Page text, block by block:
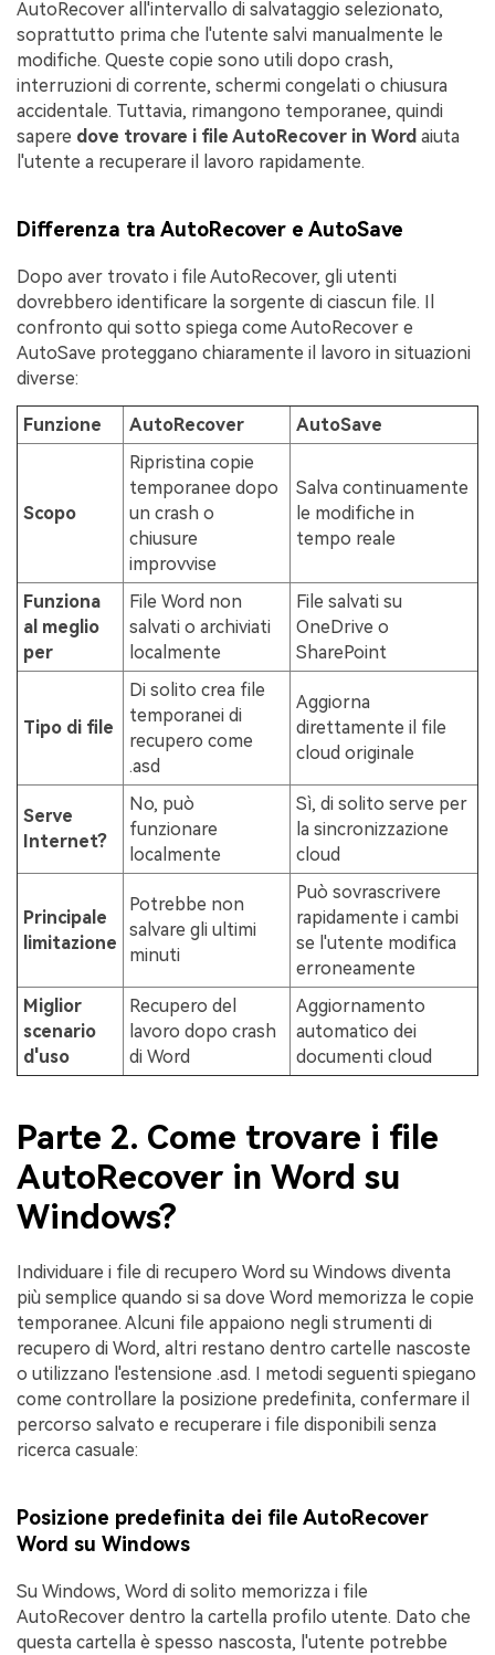
AutoRecover all'intervallo di salvataggio selezionato,
soprattutto prima che l'utente salvi manualmente le
modifiche. Queste copie sono utili dopo crash,
interruzioni di corrente, schermi congelati o chiusura
accidentale. Tuttavia, rimangono temporanee, quindi
sapere dove trovare i file AutoRecover in Word aiuta
l'utente a recuperare il lavoro rapidamente.
Differenza tra AutoRecover e AutoSave
Dopo aver trovato i file AutoRecover, gli utenti
dovrebbero identificare la sorgente di ciascun file. Il
confronto qui sotto spiega come AutoRecover e
AutoSave proteggano chiaramente il lavoro in situazioni
diverse:
Funzione AutoRecover AutoSave
Scopo
Ripristina copie
temporanee dopo
un crash o
chiusure
improvvise
Salva continuamente
le modifiche in
tempo reale
Funziona
al meglio
per
File Word non
salvati o archiviati
localmente
File salvati su
OneDrive o
SharePoint
Tipo di file
Di solito crea file
temporanei di
recupero come
.asd
Aggiorna
direttamente il file
cloud originale
Serve
Internet?
No, può
funzionare
localmente
Sì, di solito serve per
la sincronizzazione
cloud
Principale
limitazione
Potrebbe non
salvare gli ultimi
minuti
Può sovrascrivere
rapidamente i cambi
se l'utente modifica
erroneamente
Miglior
scenario
d'uso
Recupero del
lavoro dopo crash
di Word
Aggiornamento
automatico dei
documenti cloud
Parte 2. Come trovare i file
AutoRecover in Word su
Windows?
Individuare i file di recupero Word su Windows diventa
più semplice quando si sa dove Word memorizza le copie
temporanee. Alcuni file appaiono negli strumenti di
recupero di Word, altri restano dentro cartelle nascoste
o utilizzano l'estensione .asd. I metodi seguenti spiegano
come controllare la posizione predefinita, confermare il
percorso salvato e recuperare i file disponibili senza
ricerca casuale:
Posizione predefinita dei file AutoRecover
Word su Windows
Su Windows, Word di solito memorizza i file
AutoRecover dentro la cartella profilo utente. Dato che
questa cartella è spesso nascosta, l'utente potrebbe